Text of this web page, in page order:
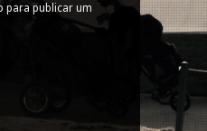
para publicar um